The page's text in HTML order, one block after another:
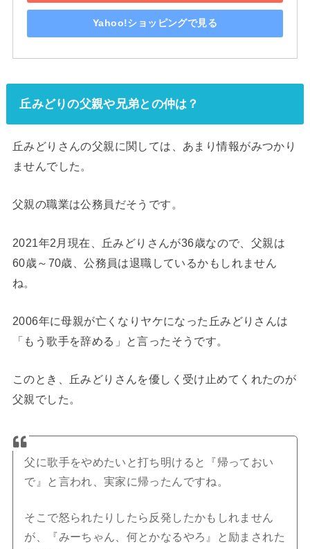
Yahoo!ショッピングで見る
丘みどりの父親や兄弟との仲は？
丘みどりさんの父親に関しては、あまり情報がみつかり
ませんでした。
父親の職業は公務員だそうです。
2021年2月現在、丘みどりさんが36歳なので、父親は
60歳～70歳、公務員は退職しているかもしれません
ね。
2006年に母親が亡くなりヤケになった丘みどりさんは
「もう歌手を辞める」と言ったそうです。
このとき、丘みどりさんを優しく受け止めてくれたのが
父親でした。
父に歌手をやめたいと打ち明けると『帰っておい
で』と言われ、実家に帰ったんですね。
そこで怒られたりしたら反発したかもしれません
が、『みーちゃん、何とかなるやろ』と励まされた